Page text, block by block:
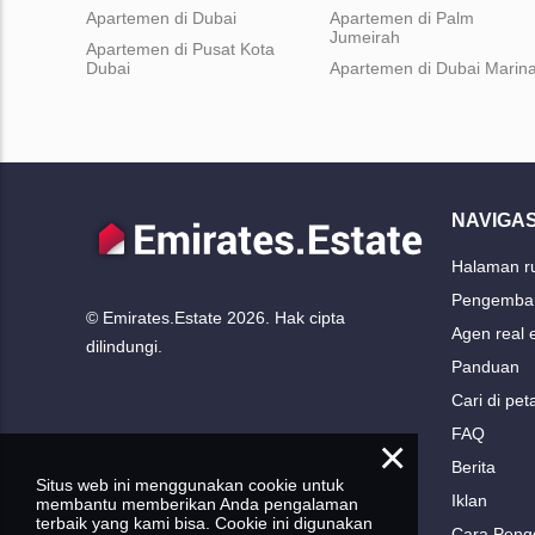
Apartemen di Dubai
Apartemen di Pusat Kota
Dubai
Apartemen di Palm
Jumeirah
Apartemen di Dubai
© Emirates.Estate 2026. Hak cipta
dilindungi.
Halaman
Agen real
Panduan
Cari di
FAQ
Berita
Iklan
×
Situs web ini menggunakan cookie untuk
membantu memberikan Anda pengalaman
terbaik yang kami bisa. Cookie ini digunakan